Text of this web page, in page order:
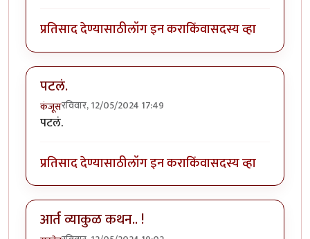
प्रतिसाद देण्यासाठीलॉग इन कराकिंवासदस्य व्हा
पटलं.
कंजूसरविवार, 12/05/2024 17:49
पटलं.
प्रतिसाद देण्यासाठीलॉग इन कराकिंवासदस्य व्हा
आर्त व्याकुळ कथन.. !